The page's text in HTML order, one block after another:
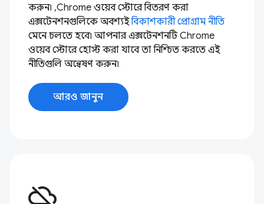
করুন৷ ,Chrome ওয়েব স্টোরে বিতরণ করা
এক্সটেনশনগুলিকে অবশ্যইবিকাশকারী প্রোগ্রাম নীতি
মেনে চলতে হবে৷ আপনার এক্সটেনশনটি Chrome
ওয়েব স্টোরে হোস্ট করা যাবে তা নিশ্চিত করতে এই
নীতিগুলি অন্বেষণ করুন৷
আরও জানুন
cloud_off